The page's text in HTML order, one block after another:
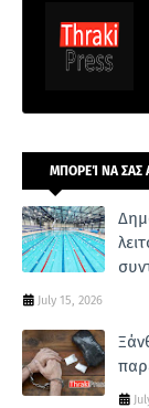
ΜΠΟΡΕΊ ΝΑ ΣΑΣ
July 15, 2026